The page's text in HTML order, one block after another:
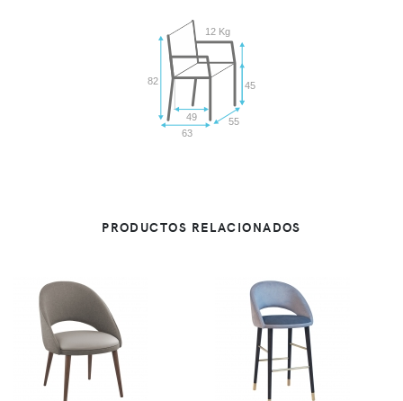
82
49
63
55
45
12 Kg
PRODUCTOS RELACIONADOS
VER VER